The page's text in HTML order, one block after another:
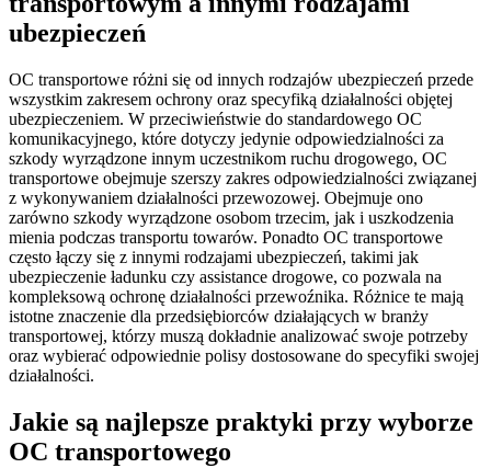
ubezpieczeń
OC transportowe różni się od innych rodzajów ubezpieczeń przede
wszystkim zakresem ochrony oraz specyfiką działalności objętej
ubezpieczeniem. W przeciwieństwie do standardowego OC
komunikacyjnego, które dotyczy jedynie odpowiedzialności za
szkody wyrządzone innym uczestnikom ruchu drogowego, OC
transportowe obejmuje szerszy zakres odpowiedzialności związanej
z wykonywaniem działalności przewozowej. Obejmuje ono
zarówno szkody wyrządzone osobom trzecim, jak i uszkodzenia
mienia podczas transportu towarów. Ponadto OC transportowe
często łączy się z innymi rodzajami ubezpieczeń, takimi jak
ubezpieczenie ładunku czy assistance drogowe, co pozwala na
kompleksową ochronę działalności przewoźnika. Różnice te mają
istotne znaczenie dla przedsiębiorców działających w branży
transportowej, którzy muszą dokładnie analizować swoje potrzeby
oraz wybierać odpowiednie polisy dostosowane do specyfiki swojej
działalności.
Jakie są najlepsze praktyki przy wyborze
OC transportowego